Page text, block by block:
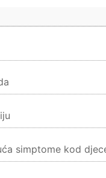
simptome kod